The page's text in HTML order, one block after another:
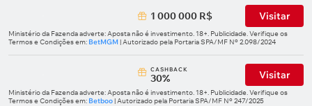
1 000 000 R$ Visitar
Ministério da Fazenda adverte: Aposta não é investimento. 18+. Publicidade. Verifique os
Termos e Condições em: BetMGM| Autorizado pela Portaria SPA/MF Nº 2.098/2024
СASHBACK
30% Visitar
Ministério da Fazenda adverte: Aposta não é investimento. 18+. Publicidade. Verifique os
Termos e Condições em: Betboo| Autorizado pela Portaria SPA/MF Nº 247/2025